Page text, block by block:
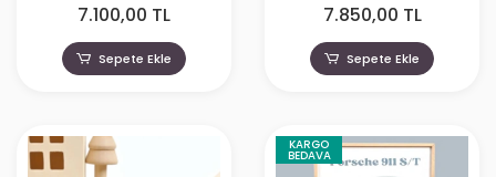
Métallisé
7.100,00 TL
Sepete Ekle
7.850,00 TL
Sepete Ekle
KARGO
BEDAVA